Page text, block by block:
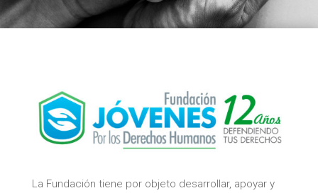
La Fundación tiene por objeto desarrollar, apoyar y